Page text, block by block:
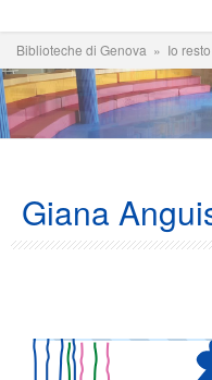
Biblioteche di Genova » Io
Giana